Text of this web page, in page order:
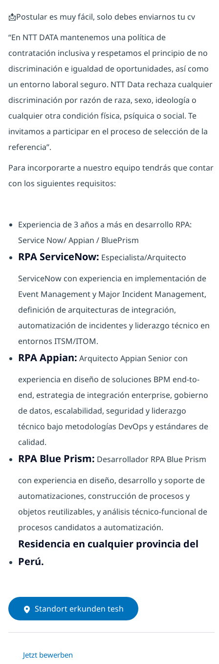
📩Postular es muy fácil, solo debes enviarnos tu cv
“En NTT DATA mantenemos una política de
contratación inclusiva y respetamos el principio de no
discriminación e igualdad de oportunidades, así como
un entorno laboral seguro. NTT Data rechaza cualquier
discriminación por razón de raza, sexo, ideología o
cualquier otra condición física, psíquica o social. Te
invitamos a participar en el proceso de selección de la
referencia”.
Para incorporarte a nuestro equipo tendrás que contar
con los siguientes requisitos:
Experiencia de 3 años a más en desarrollo RPA:
Service Now/ Appian / BluePrism
RPA ServiceNow: Especialista/Arquitecto
ServiceNow con experiencia en implementación de
Event Management y Major Incident Management,
definición de arquitecturas de integración,
automatización de incidentes y liderazgo técnico en
entornos ITSM/ITOM.
RPA Appian: Arquitecto Appian Senior con
experiencia en diseño de soluciones BPM end-to-
end, estrategia de integración enterprise, gobierno
de datos, escalabilidad, seguridad y liderazgo
técnico bajo metodologías DevOps y estándares de
calidad.
RPA Blue Prism: Desarrollador RPA Blue Prism
con experiencia en diseño, desarrollo y soporte de
automatizaciones, construcción de procesos y
objetos reutilizables, y análisis técnico-funcional de
procesos candidatos a automatización.
Residencia en cualquier provincia del
Perú.
Standort erkunden tesh
Jetzt bewerben